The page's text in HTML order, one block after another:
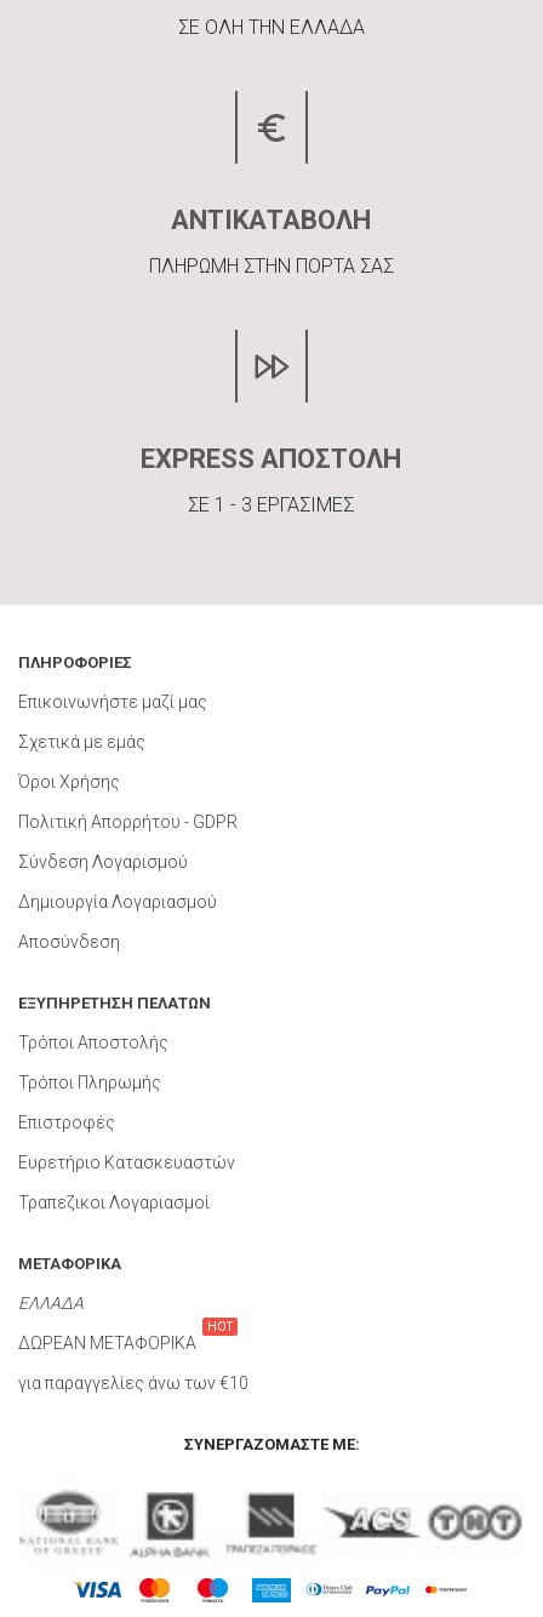
ΣΕ ΟΛΗ ΤΗΝ ΕΛΛΑΔΑ
ΑΝΤΙΚΑΤΑΒΟΛΗ
ΠΛΗΡΩΜΗ ΣΤΗΝ ΠΟΡΤΑ ΣΑΣ
EXPRESS ΑΠΟΣΤΟΛΗ
ΣΕ 1 - 3 ΕΡΓΑΣΙΜΕΣ
ΠΛΗΡΟΦΟΡΙΕΣ
Επικοινωνήστε μαζί μας
Σχετικά με εμάς
Όροι Χρήσης
Πολιτική Απορρήτου - GDPR
Σύνδεση Λογαρισμού
Δημιουργία Λογαριασμού
Αποσύνδεση
ΕΞΥΠΗΡΕΤΗΣΗ ΠΕΛΑΤΩΝ
Τρόποι Αποστολής
Τρόποι Πληρωμής
Επιστροφές
Ευρετήριο Κατασκευαστών
Τραπεζικοι Λογαριασμοί
ΜΕΤΑΦΟΡΙΚΑ
ΕΛΛΑΔΑ
ΔΩΡΕΑΝ ΜΕΤΑΦΟΡΙΚΑ
HOT
για παραγγελίες άνω των €10
ΣΥΝΕΡΓΑΖΌΜΑΣΤΕ ΜΕ: